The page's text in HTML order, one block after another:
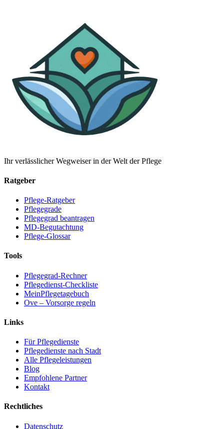
Ihr verlässlicher Wegweiser in der Welt der Pflege
Ratgeber
Pflege-Ratgeber
Pflegegrade
Pflegegrad beantragen
MD-Begutachtung
Pflege-Glossar
Tools
Pflegegrad-Rechner
Pflegedienst-Checkliste
MeinPflegetagebuch
Ove – Vorsorge regeln
Links
Für Pflegedienste
Pflegedienste nach Stadt
Alle Pflegeleistungen
Blog
Empfohlene Partner
Kontakt
Rechtliches
Datenschutz